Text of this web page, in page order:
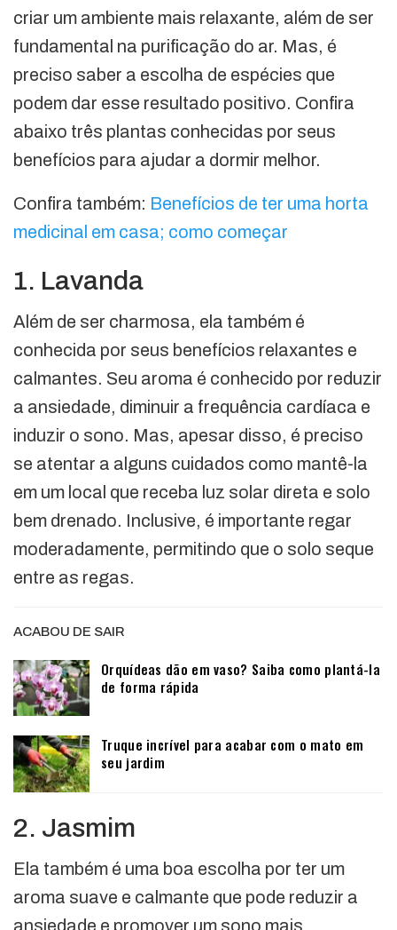
criar um ambiente mais relaxante, além de ser
fundamental na purificação do ar. Mas, é
preciso saber a escolha de espécies que
podem dar esse resultado positivo. Confira
abaixo três plantas conhecidas por seus
benefícios para ajudar a dormir melhor.
Confira também: Benefí­cios de ter uma horta
medicinal em casa; como começar
1. Lavanda
Além de ser charmosa, ela também é
conhecida por seus benefícios relaxantes e
calmantes. Seu aroma é conhecido por reduzir
a ansiedade, diminuir a frequência cardíaca e
induzir o sono. Mas, apesar disso, é preciso
se atentar a alguns cuidados como mantê-la
em um local que receba luz solar direta e solo
bem drenado. Inclusive, é importante regar
moderadamente, permitindo que o solo seque
entre as regas.
ACABOU DE SAIR
Orquídeas dão em vaso? Saiba como plantá-la
de forma rápida
Truque incrível para acabar com o mato em
seu jardim
2. Jasmim
Ela também é uma boa escolha por ter um
aroma suave e calmante que pode reduzir a
ansiedade e promover um sono mais